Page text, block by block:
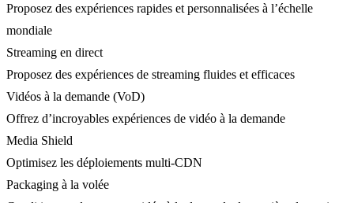
Proposez des expériences rapides et personnalisées à l’échelle
mondiale
Streaming en direct
Proposez des expériences de streaming fluides et efficaces
Vidéos à la demande (VoD)
Offrez d’incroyables expériences de vidéo à la demande
Media Shield
Optimisez les déploiements multi-CDN
Packaging à la volée